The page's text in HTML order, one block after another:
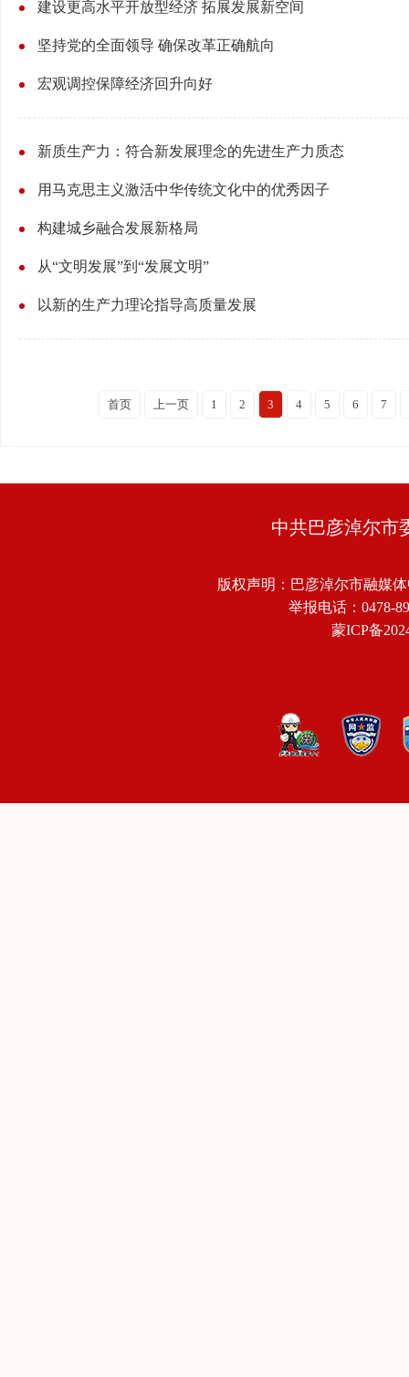
建设更高水平开放型经济 拓展发展新空间
坚持党的全面领导 确保改革正确航向
宏观调控保障经济回升向好
新质生产力：符合新发展理念的先进生产力质态
用马克思主义激活中华传统文化中的优秀因子
构建城乡融合发展新格局
从“文明发展”到“发展文明”
以新的生产力理论指导高质量发展
首页 上一页 1 2 3 4 5 6 7
中共巴彦淖尔市
版权声明：巴彦淖尔市融媒
举报电话：0478-
蒙ICP备